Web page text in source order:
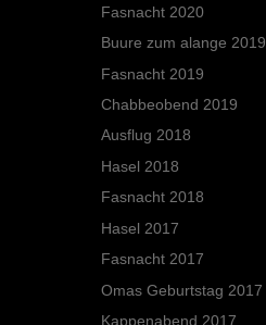
Fasnacht 2020
Buure zum alange 2019
Fasnacht 2019
Chabbeobend 2019
Ausflug 2018
Hasel 2018
Fasnacht 2018
Hasel 2017
Fasnacht 2017
Omas Geburtstag 2017
Kappenabend 2017